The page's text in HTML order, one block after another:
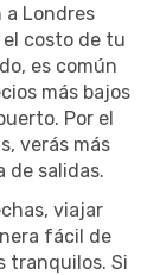
a Londres
costo de tu
es común
más bajos
Por el
verás más
de salidas.
viajar
fácil de
tranquilos. Si